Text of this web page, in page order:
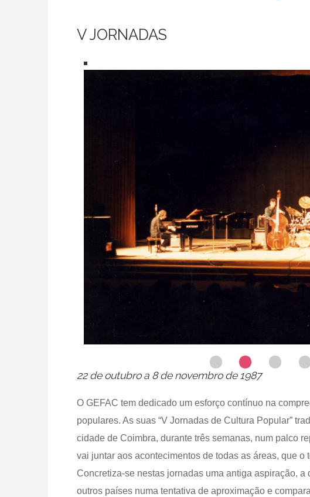
V JORNADAS
22 de outubro a 8 de novembro de 1987
O GEFAC tem dedicado um esforço contínuo na
populares. As suas “V Jornadas de Cultura Popular”
cidade de Coimbra, durante três semanas, num palco
vai juntar aos acontecimentos de todas as áreas, que
Concretiza-se nestas jornadas uma antiga aspiração,
outros países numa tentativa de aproximação e